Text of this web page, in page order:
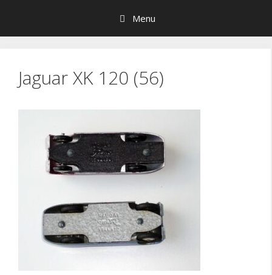
indhold
Menu
Jaguar XK 120 (56)